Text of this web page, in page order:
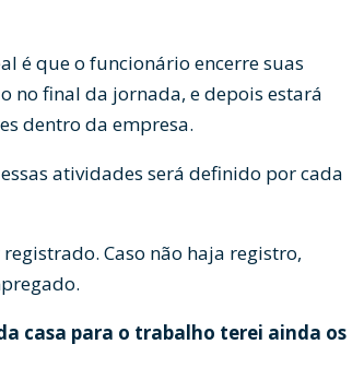
é que o funcionário encerre suas
no final da jornada, e depois estará
dentro da empresa.
atividades será definido por cada
Caso não haja registro,
casa para o trabalho terei ainda os